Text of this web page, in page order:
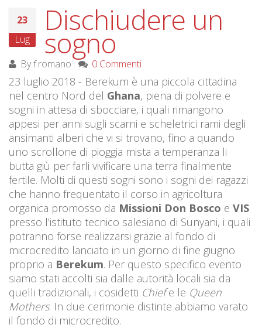
23
Lug
Dischiudere un
sogno
Byf.romano 0 Commenti
23 luglio 2018 - Berekum è una piccola cittadina
nel centro Nord del Ghana, piena di polvere e
sogni in attesa di sbocciare, i quali rimangono
appesi per anni sugli scarni e scheletrici rami degli
ansimanti alberi che vi si trovano, fino a quando
uno scrollone di pioggia mista a temperanza li
butta giù per farli vivificare una terra finalmente
fertile. Molti di questi sogni sono i sogni dei ragazzi
che hanno frequentato il corso in agricoltura
organica promosso da Missioni Don Bosco e VIS
presso l’istituto tecnico salesiano di Sunyani, i quali
potranno forse realizzarsi grazie al fondo di
microcredito lanciato in un giorno di fine giugno
proprio a Berekum. Per questo specifico evento
siamo stati accolti sia dalle autorità locali sia da
quelli tradizionali, i cosidetti Chiefe le Queen
Mothers. In due cerimonie distinte abbiamo varato
il fondo di microcredito.